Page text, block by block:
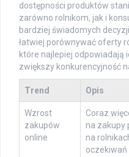
dostępności produktów
zarówno rolnikom, jak i
bardziej świadomych
łatwiej porównywać oferty
które najlepiej odpowiadają
zwiększy konkurencyjność
Trend Opis
Wzrost
zakupów
online
Coraz
na zakupy
na
oczekiwań